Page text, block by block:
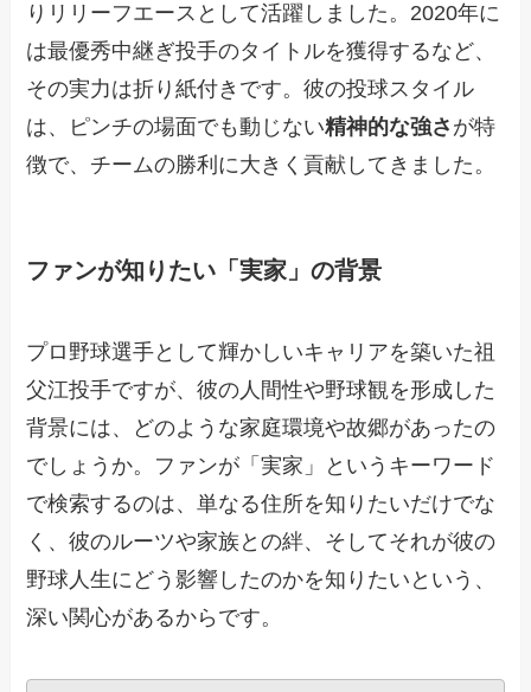
りリリーフエースとして活躍しました。2020年に
は最優秀中継ぎ投手のタイトルを獲得するなど、
その実力は折り紙付きです。彼の投球スタイル
は、ピンチの場面でも動じない精神的な強さ が特
徴で、チームの勝利に大きく貢献してきました。
ファンが知りたい「実家」の背景
プロ野球選手として輝かしいキャリアを築いた祖
父江投手ですが、彼の人間性や野球観を形成した
背景には、どのような家庭環境や故郷があったの
でしょうか。ファンが「実家」というキーワード
で検索するのは、単なる住所を知りたいだけでな
く、彼のルーツや家族との絆、そしてそれが彼の
野球人生にどう影響したのかを知りたいという、
深い関心があるからです。